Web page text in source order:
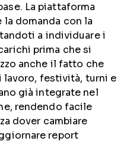
La piattaforma
domanda con la
a individuare i
prima che si
anche il fatto che
lavoro, festività, turni e
già integrate nel
rendendo facile
dover cambiare
report